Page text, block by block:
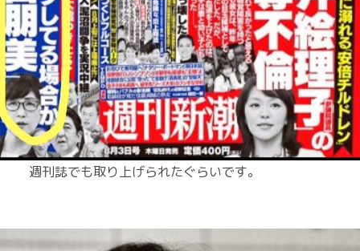
週刊誌でも取り上げられたぐらいです。